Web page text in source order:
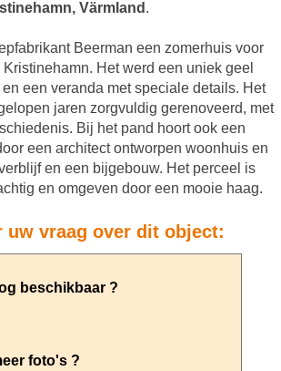
Värmland .
Beerman een zomerhuis voor
Het werd een uniek geel
een veranda met speciale details. Het
jaren zorgvuldig gerenoveerd, met
Bij het pand hoort ook een
een architect ontworpen woonhuis en
en een bijgebouw. Het perceel is
en omgeven door een mooie haag.
uw vraag over dit object: